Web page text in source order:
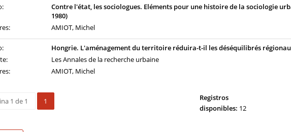
Contre l'état, les sociologues. Eléments pour une histoire de la sociologie
1980)
AMIOT, Michel
Hongrie. L'aménagement du territoire réduira-t-il les déséquilibrés
Les Annales de la recherche urbaine
AMIOT, Michel
1 de 1 1
Registros
disponibles: 12